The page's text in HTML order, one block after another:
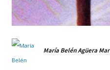
María Belén Agüera